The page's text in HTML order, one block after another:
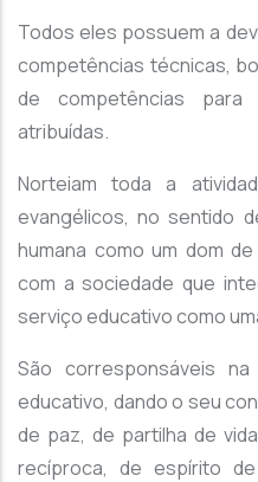
Todos eles possuem a
competências técnicas,
de competências
atribuídas.
Norteiam toda a
evangélicos, no sentido
humana como um dom
com a sociedade que
serviço educativo como
São corresponsáveis
educativo, dando o seu
de paz, de partilha de
recíproca, de espírito